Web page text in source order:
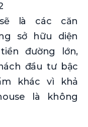
là các căn
sở hữu diện
đường lớn,
đầu tư bậc
khác vì khả
là không